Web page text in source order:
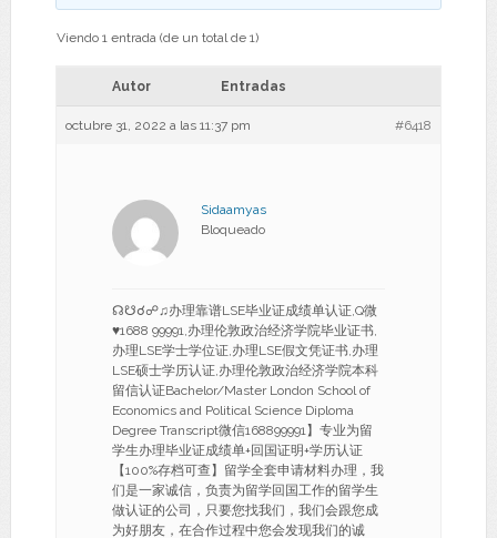
Viendo 1 entrada (de un total de 1)
Autor Entradas
octubre 31, 2022 a las 11:37 pm #6418
Sidaamyas
Bloqueado
☊☋☌☍♫办理靠谱LSE毕业证成绩单认证,Q微
♥1688 99991,办理伦敦政治经济学院毕业证书,
办理LSE学士学位证,办理LSE假文凭证书,办理
LSE硕士学历认证,办理伦敦政治经济学院本科
留信认证Bachelor/Master London School of
Economics and Political Science Diploma
Degree Transcript微信168899991】专业为留
学生办理毕业证成绩单+回国证明+学历认证
【100%存档可查】留学全套申请材料办理，我
们是一家诚信，负责为留学回国工作的留学生
做认证的公司，只要您找我们，我们会跟您成
为好朋友，在合作过程中您会发现我们的诚